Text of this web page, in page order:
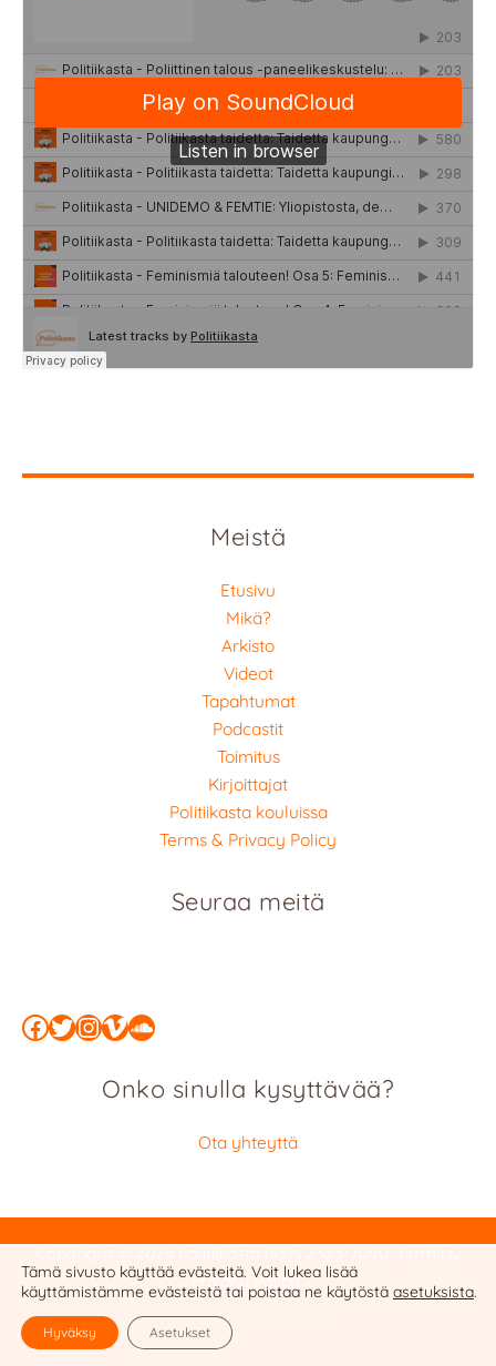
Meistä
Etusivu
Mikä?
Arkisto
Videot
Tapahtumat
Podcastit
Toimitus
Kirjoittajat
Politiikasta kouluissa
Terms & Privacy Policy
Seuraa meitä
Facebook
Twitter
Instagram
Vimeo
SoundCloud
Onko sinulla kysyttävää?
Ota yhteyttä
Privacy Policy
Website by Cobalt Studio
Tämä sivusto käyttää evästeitä. Voit lukea lisää
käyttämistämme evästeistä tai poistaa ne käytöstä asetuksista.
Hyväksy Asetukset